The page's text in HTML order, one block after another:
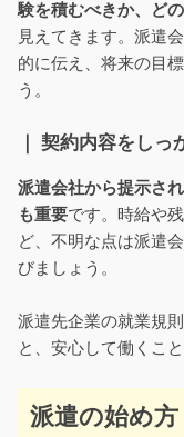
験を積むべきか、ど
見えてきます。派遣
的に伝え、将来の目
う。
｜ 契約内容をしっ
派遣会社から提示さ
も重要です。時給や
ど、不明な点は派遣
びましょう。
派遣先企業の就業規
と、安心して働くこ
派遣の始め方